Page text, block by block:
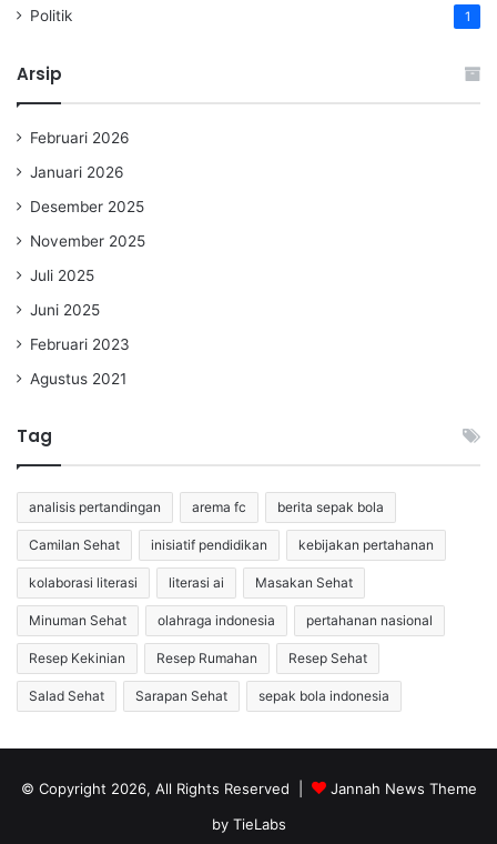
Politik 1
Arsip
Februari 2026
Januari 2026
Desember 2025
November 2025
Juli 2025
Juni 2025
Februari 2023
Agustus 2021
Tag
analisis pertandingan arema fc berita sepak bola
Camilan Sehat inisiatif pendidikan kebijakan pertahanan
kolaborasi literasi literasi ai Masakan Sehat
Minuman Sehat olahraga indonesia pertahanan nasional
Resep Kekinian Resep Rumahan Resep Sehat
Salad Sehat Sarapan Sehat sepak bola indonesia
© Copyright 2026, All Rights Reserved |
Jannah News Theme
by TieLabs